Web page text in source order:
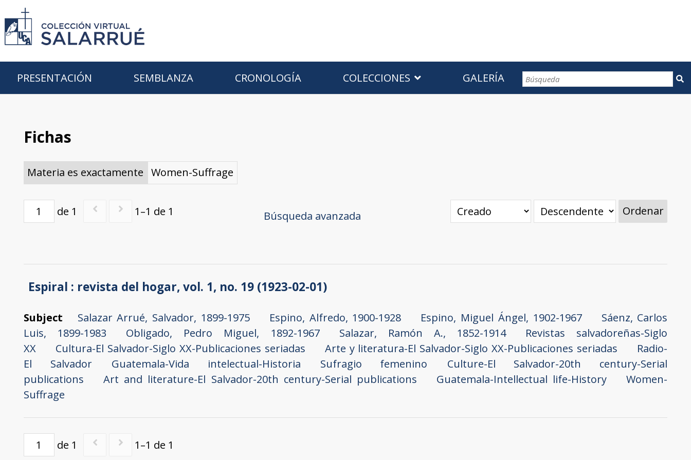
PRESENTACIÓN SEMBLANZA CRONOLOGÍA COLECCIONES GALERÍA CONTACTOS
Fichas
Materia es exactamente Women-Suffrage
de 1 1–1 de 1 Búsqueda avanzada Ordenar
Espiral : revista del hogar, vol. 1, no. 19 (1923-02-01)
Subject Salazar Arrué, Salvador, 1899-1975 Espino, Alfredo, 1900-1928 Espino, Miguel Ángel, 1902-1967
Sáenz, Carlos
Luis, 1899-1983
Obligado, Pedro Miguel, 1892-1967 Salazar, Ramón A., 1852-1914
Revistas salvadoreñas-Siglo
XX
Cultura-El Salvador-Siglo XX-Publicaciones seriadas Arte y literatura-El Salvador-Siglo XX-Publicaciones seriadas
Radio-
El Salvador
Guatemala-Vida intelectual-Historia Sufragio femenino
Culture-El Salvador-20th century-Serial
publications
Art and literature-El Salvador-20th century-Serial publications Guatemala-Intellectual life-History
Women-
Suffrage
de 1 1–1 de 1